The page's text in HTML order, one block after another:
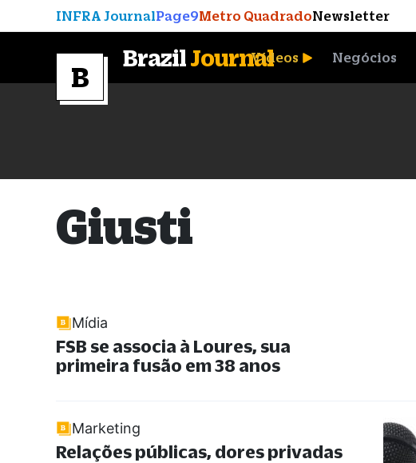
INFRA JournalPage9Metro QuadradoNewsletter
BrazilJournalVídeos Negócios
Giusti
Mídia
FSB se associa à Loures, sua
primeira fusão em 38 anos
Marketing
Relações públicas, dores privadas